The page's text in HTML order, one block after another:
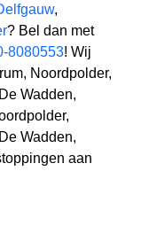
,
? Bel dan met
8080553! Wij
Noordpolder,
Wadden,
Wadden,
aan